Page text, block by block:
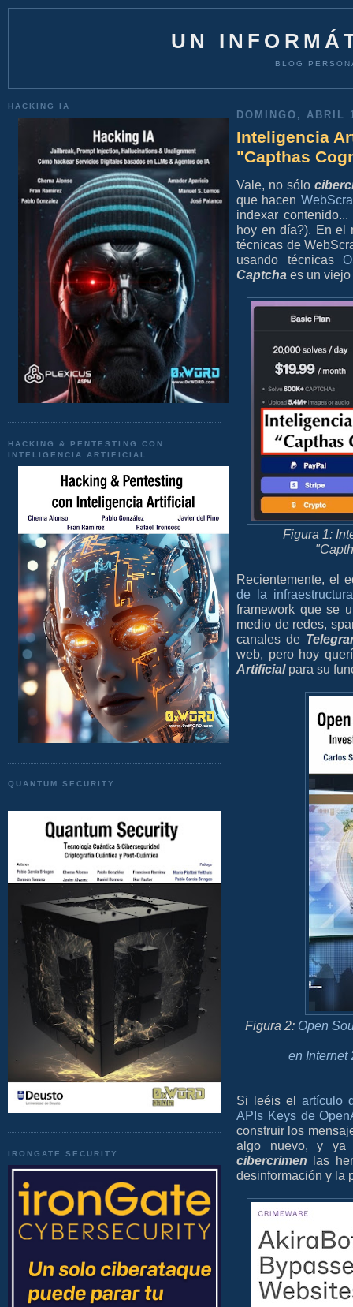
UN
BLOG
HACKING IA
HACKING & PENTESTING CON
INTELIGENCIA ARTIFICIAL
QUANTUM SECURITY
IRONGATE SECURITY
DOMINGO, ABRIL
Inteligencia
"Capthas
Vale, no sólo
que hacen
indexar
hoy en día?). En el
técnicas de
usando técnicas
Captcha es un
Figura 1:
Recientemente, el
de la
framework que se
medio de redes,
canales de
web, pero hoy
Artificialpara su
Figura 2: Open
en Internet
Si leéis el artículo
APIs Keys de
construir los
algo nuevo, y ya
cibercrimen las
desinformación y la